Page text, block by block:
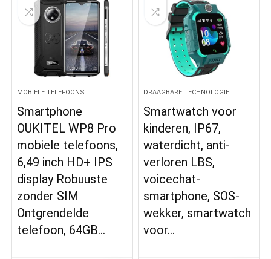
MOBIELE TELEFOONS
Smartphone
OUKITEL WP8 Pro
mobiele telefoons,
6,49 inch HD+ IPS
display Robuuste
zonder SIM
Ontgrendelde
telefoon, 64GB…
DRAAGBARE TECHNOLOGIE
Smartwatch voor
kinderen, IP67,
waterdicht, anti-
verloren LBS,
voicechat-
smartphone, SOS-
wekker, smartwatch
voor…